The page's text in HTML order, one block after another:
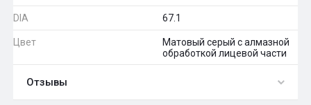
DIA 67.1
Цвет
Матовый серый с алмазной
обработкой лицевой части
Отзывы